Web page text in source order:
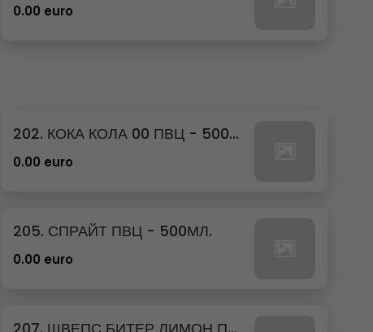
0.00 euro
202. КОКА КОЛА 00 ПВЦ - 500МЛ.
0.00 euro
205. СПРАЙТ ПВЦ - 500МЛ.
0.00 euro